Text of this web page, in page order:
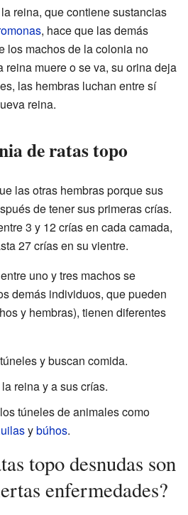
reina, que contiene sustancias
, hace que las demás
los machos de la colonia no
reina muere o se va, su orina deja
las hembras luchan entre sí
reina.
de ratas topo
las otras hembras porque sus
de tener sus primeras crías.
3 y 12 crías en cada camada,
27 crías en su vientre.
uno y tres machos se
demás individuos, que pueden
y hembras), tienen diferentes
y buscan comida.
reina y a sus crías.
túneles de animales como
ybúhos.
topo desnudas son
enfermedades?